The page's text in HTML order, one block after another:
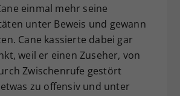
einmal mehr seine
unter Beweis und gewann
Cane kassierte dabei gar
weil er einen Zuseher, von
Zwischenrufe gestört
zu offensiv und unter